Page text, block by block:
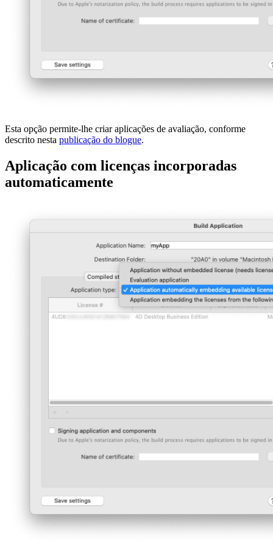
Esta opção permite-lhe criar aplicações de avaliação, conforme
descrito nesta publicação do blogue.
Aplicação com licenças incorporadas
automaticamente